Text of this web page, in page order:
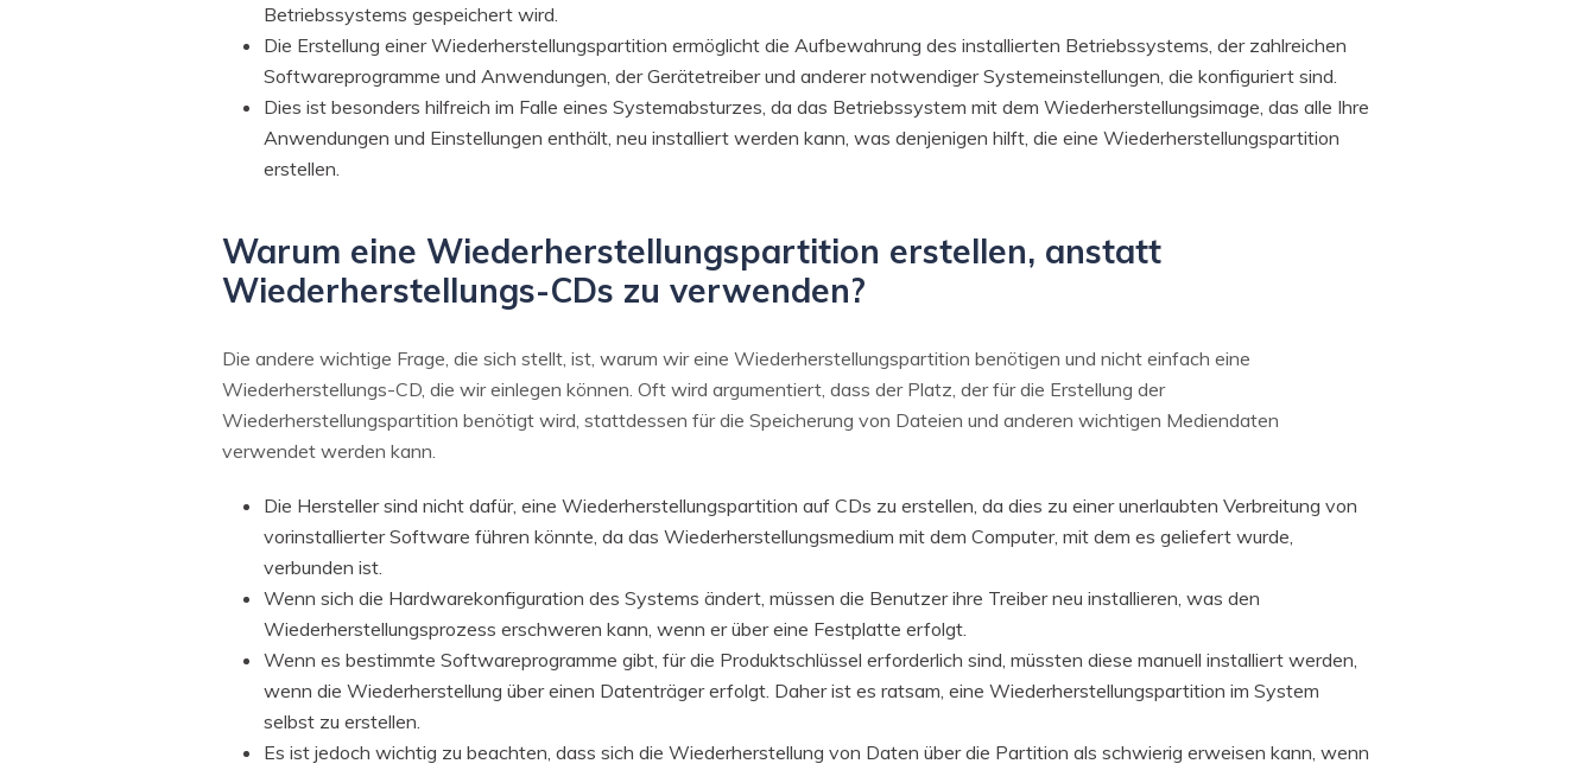
Betriebssystems gespeichert wird.
Die Erstellung einer Wiederherstellungspartition ermöglicht die Aufbewahrung des installierten Betriebssystems, der zahlreichen
Softwareprogramme und Anwendungen, der Gerätetreiber und anderer notwendiger Systemeinstellungen, die konfiguriert sind.
Dies ist besonders hilfreich im Falle eines Systemabsturzes, da das Betriebssystem mit dem Wiederherstellungsimage, das alle Ihre
Anwendungen und Einstellungen enthält, neu installiert werden kann, was denjenigen hilft, die eine Wiederherstellungspartition
erstellen.
Warum eine Wiederherstellungspartition erstellen, anstatt
Wiederherstellungs-CDs zu verwenden?
Die andere wichtige Frage, die sich stellt, ist, warum wir eine Wiederherstellungspartition benötigen und nicht einfach eine
Wiederherstellungs-CD, die wir einlegen können. Oft wird argumentiert, dass der Platz, der für die Erstellung der
Wiederherstellungspartition benötigt wird, stattdessen für die Speicherung von Dateien und anderen wichtigen Mediendaten
verwendet werden kann.
Die Hersteller sind nicht dafür, eine Wiederherstellungspartition auf CDs zu erstellen, da dies zu einer unerlaubten Verbreitung von
vorinstallierter Software führen könnte, da das Wiederherstellungsmedium mit dem Computer, mit dem es geliefert wurde,
verbunden ist.
Wenn sich die Hardwarekonfiguration des Systems ändert, müssen die Benutzer ihre Treiber neu installieren, was den
Wiederherstellungsprozess erschweren kann, wenn er über eine Festplatte erfolgt.
Wenn es bestimmte Softwareprogramme gibt, für die Produktschlüssel erforderlich sind, müssten diese manuell installiert werden,
wenn die Wiederherstellung über einen Datenträger erfolgt. Daher ist es ratsam, eine Wiederherstellungspartition im System
selbst zu erstellen.
Es ist jedoch wichtig zu beachten, dass sich die Wiederherstellung von Daten über die Partition als schwierig erweisen kann, wenn